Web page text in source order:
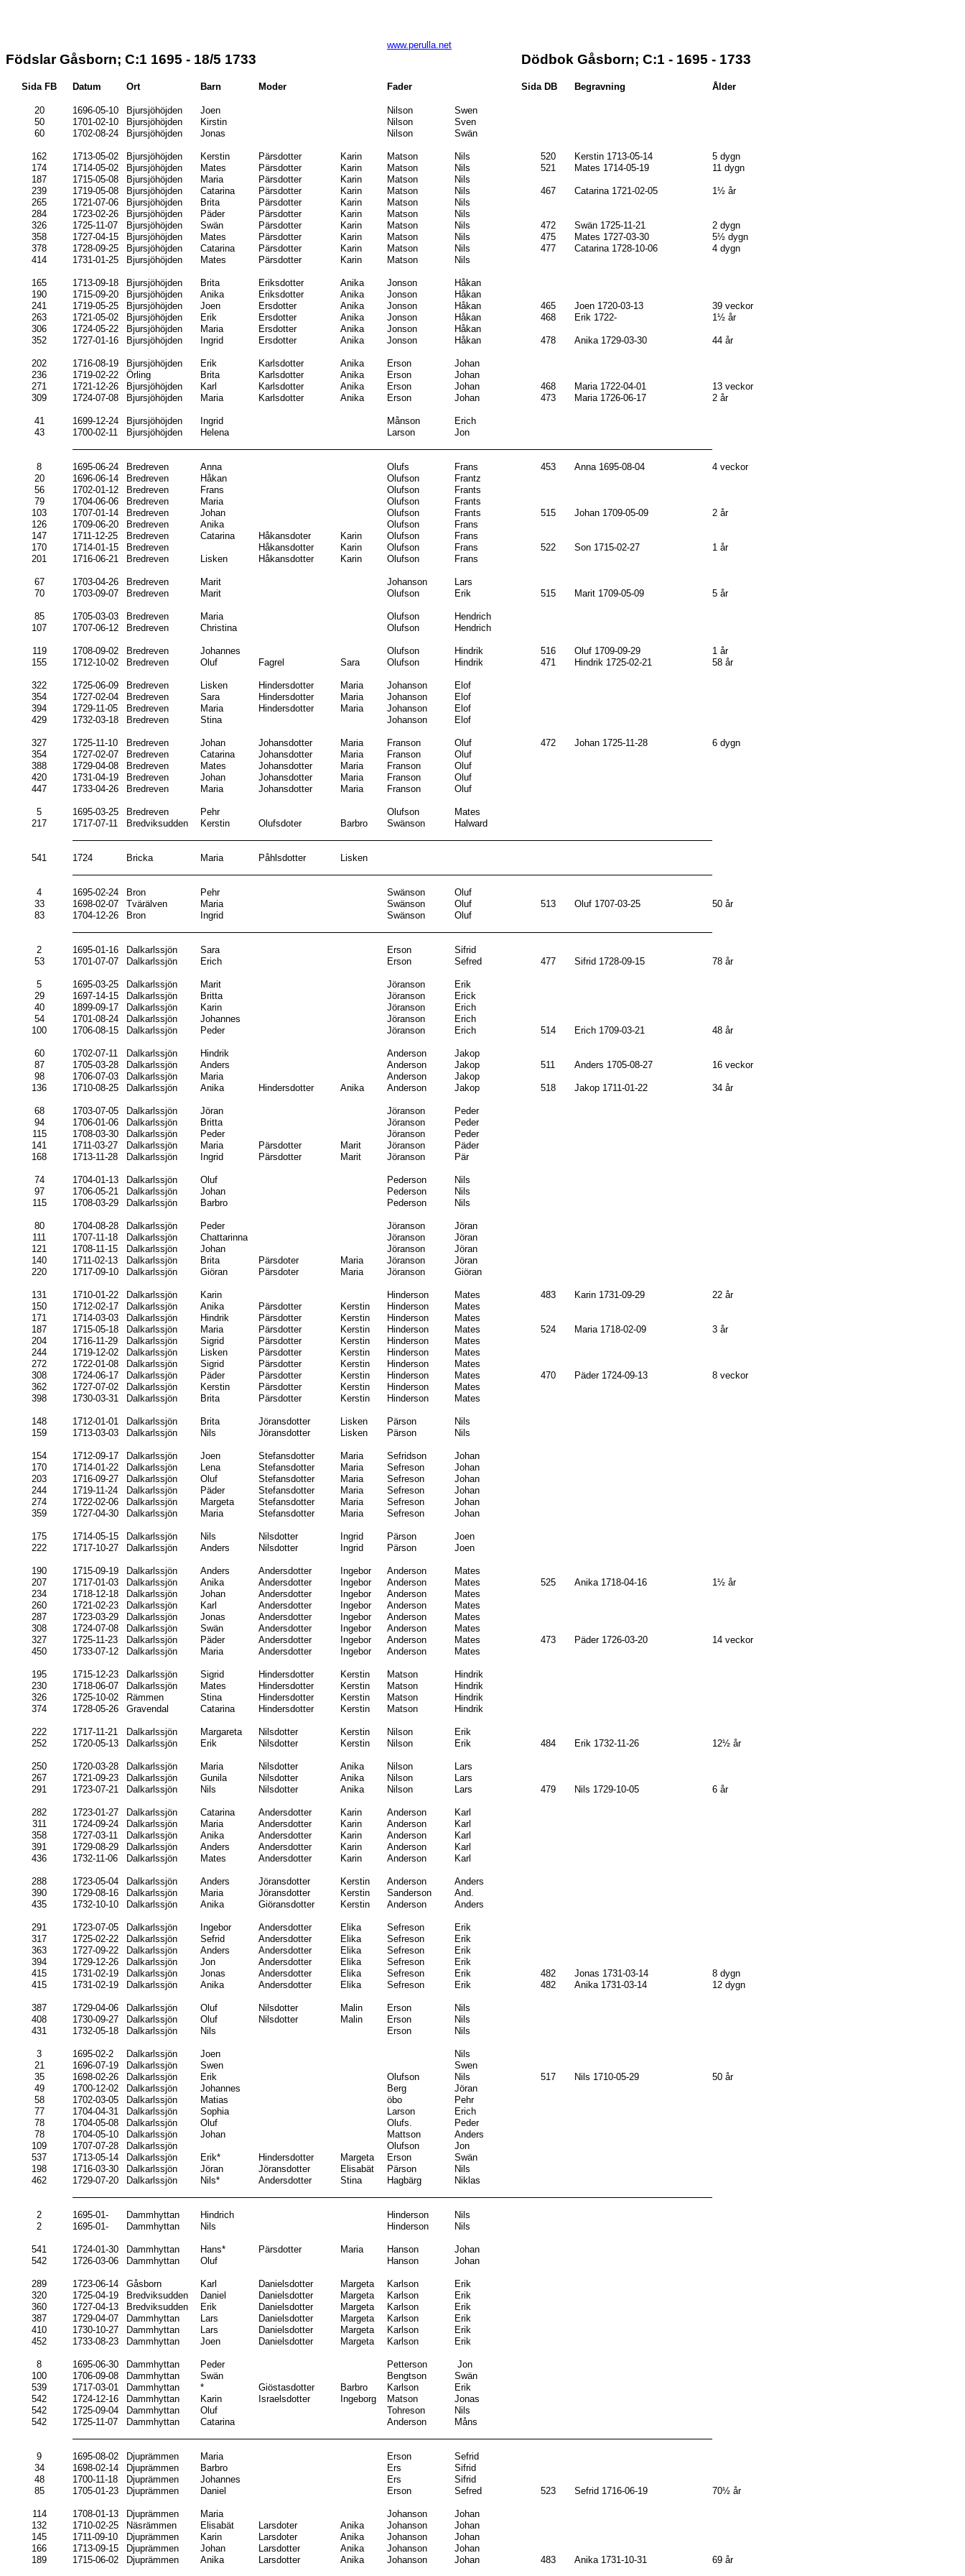
www.perulla.net
Födslar Gåsborn; C:1 1695 - 18/5 1733 Dödbok Gåsborn; C:1 - 1695 - 1733
Sida FB Datum Ort Barn Moder Fader Sida DB Begravning Ålder
20 1696-05-10 Bjursjöhöjden Joen Nilson
Swen
50
1701-02-10 Bjursjöhöjden Kirstin Nilson
Sven
60
1702-08-24 Bjursjöhöjden Jonas Nilson Swän
162 1713-05-02 Bjursjöhöjden Kerstin Pärsdotter Karin Matson Nils 520 Kerstin 1713-05-14
5 dygn
174
1714-05-02 Bjursjöhöjden Mates Pärsdotter Karin Matson Nils 521 Mates 1714-05-19
11 dygn
187
1715-05-08 Bjursjöhöjden Maria Pärsdotter Karin Matson
Nils
239
1719-05-08 Bjursjöhöjden Catarina Pärsdotter Karin Matson Nils 467 Catarina 1721-02-05
1½ år
265
1721-07-06 Bjursjöhöjden Brita Pärsdotter Karin Matson
Nils
284
1723-02-26 Bjursjöhöjden Päder Pärsdotter Karin Matson
Nils
326
1725-11-07 Bjursjöhöjden Swän Pärsdotter Karin Matson Nils 472 Swän 1725-11-21
2 dygn
358
1727-04-15 Bjursjöhöjden Mates Pärsdotter Karin Matson Nils 475 Mates 1727-03-30
5½ dygn
378
1728-09-25 Bjursjöhöjden Catarina Pärsdotter Karin Matson Nils 477 Catarina 1728-10-06
4 dygn
414
1731-01-25 Bjursjöhöjden Mates Pärsdotter Karin Matson Nils
165 1713-09-18 Bjursjöhöjden Brita Eriksdotter Anika Jonson
Håkan
190
1715-09-20 Bjursjöhöjden Anika Eriksdotter Anika Jonson
Håkan
241
1719-05-25 Bjursjöhöjden Joen Ersdotter Anika Jonson Håkan 465 Joen 1720-03-13
39 veckor
263
1721-05-02 Bjursjöhöjden Erik Ersdotter Anika Jonson Håkan 468 Erik 1722-
1½ år
306
1724-05-22 Bjursjöhöjden Maria Ersdotter Anika Jonson
Håkan
352
1727-01-16 Bjursjöhöjden Ingrid Ersdotter Anika Jonson Håkan 478 Anika 1729-03-30 44 år
202 1716-08-19 Bjursjöhöjden Erik Karlsdotter Anika Erson
Johan
236
1719-02-22 Örling Brita Karlsdotter Anika Erson
Johan
271
1721-12-26 Bjursjöhöjden Karl Karlsdotter Anika Erson Johan 468 Maria 1722-04-01
13 veckor
309
1724-07-08 Bjursjöhöjden Maria Karlsdotter Anika Erson Johan 473 Maria 1726-06-17 2 år
41 1699-12-24 Bjursjöhöjden Ingrid Månson
Erich
43
1700-02-11 Bjursjöhöjden Helena Larson Jon
8 1695-06-24 Bredreven Anna Olufs Frans 453 Anna 1695-08-04
4 veckor
20
1696-06-14 Bredreven Håkan Olufson
Frantz
56
1702-01-12 Bredreven Frans Olufson
Frants
79
1704-06-06 Bredreven Maria Olufson
Frants
103
1707-01-14 Bredreven Johan Olufson Frants 515 Johan 1709-05-09
2 år
126
1709-06-20 Bredreven Anika Olufson
Frans
147
1711-12-25 Bredreven Catarina Håkansdoter Karin Olufson
Frans
170
1714-01-15 Bredreven Håkansdotter Karin Olufson Frans 522 Son 1715-02-27
1 år
201
1716-06-21 Bredreven Lisken Håkansdotter Karin Olufson Frans
67 1703-04-26 Bredreven Marit Johanson
Lars
70
1703-09-07 Bredreven Marit Olufson Erik 515 Marit 1709-05-09 5 år
85 1705-03-03 Bredreven Maria Olufson
Hendrich
107
1707-06-12 Bredreven Christina Olufson Hendrich
119 1708-09-02 Bredreven Johannes Olufson Hindrik 516 Oluf 1709-09-29
1 år
155
1712-10-02 Bredreven Oluf Fagrel Sara Olufson Hindrik 471 Hindrik 1725-02-21 58 år
322 1725-06-09 Bredreven Lisken Hindersdotter Maria Johanson
Elof
354
1727-02-04 Bredreven Sara Hindersdotter Maria Johanson
Elof
394
1729-11-05 Bredreven Maria Hindersdotter Maria Johanson
Elof
429
1732-03-18 Bredreven Stina Johanson Elof
327 1725-11-10 Bredreven Johan Johansdotter Maria Franson Oluf 472 Johan 1725-11-28
6 dygn
354
1727-02-07 Bredreven Catarina Johansdotter Maria Franson
Oluf
388
1729-04-08 Bredreven Mates Johansdotter Maria Franson
Oluf
420
1731-04-19 Bredreven Johan Johansdotter Maria Franson
Oluf
447
1733-04-26 Bredreven Maria Johansdotter Maria Franson Oluf
5 1695-03-25 Bredreven Pehr Olufson
Mates
217
1717-07-11 Bredviksudden Kerstin Olufsdoter Barbro Swänson Halward
541 1724 Bricka Maria Påhlsdotter Lisken
4 1695-02-24 Bron Pehr Swänson
Oluf
33
1698-02-07 Tvärälven Maria Swänson Oluf 513 Oluf 1707-03-25
50 år
83
1704-12-26 Bron Ingrid Swänson Oluf
2 1695-01-16 Dalkarlssjön Sara Erson
Sifrid
53
1701-07-07 Dalkarlssjön Erich Erson Sefred 477 Sifrid 1728-09-15 78 år
5 1695-03-25 Dalkarlssjön Marit Jöranson
Erik
29
1697-14-15 Dalkarlssjön Britta Jöranson
Erick
40
1899-09-17 Dalkarlssjön Karin Jöranson
Erich
54
1701-08-24 Dalkarlssjön Johannes Jöranson
Erich
100
1706-08-15 Dalkarlssjön Peder Jöranson Erich 514 Erich 1709-03-21 48 år
60 1702-07-11 Dalkarlssjön Hindrik Anderson
Jakop
87
1705-03-28 Dalkarlssjön Anders Anderson Jakop 511 Anders 1705-08-27
16 veckor
98
1706-07-03 Dalkarlssjön Maria Anderson
Jakop
136
1710-08-25 Dalkarlssjön Anika Hindersdotter Anika Anderson Jakop 518 Jakop 1711-01-22 34 år
68 1703-07-05 Dalkarlssjön Jöran Jöranson
Peder
94
1706-01-06 Dalkarlssjön Britta Jöranson
Peder
115
1708-03-30 Dalkarlssjön Peder Jöranson
Peder
141
1711-03-27 Dalkarlssjön Maria Pärsdotter Marit Jöranson
Päder
168
1713-11-28 Dalkarlssjön Ingrid Pärsdotter Marit Jöranson Pär
74 1704-01-13 Dalkarlssjön Oluf Pederson
Nils
97
1706-05-21 Dalkarlssjön Johan Pederson
Nils
115
1708-03-29 Dalkarlssjön Barbro Pederson Nils
80 1704-08-28 Dalkarlssjön Peder Jöranson
Jöran
111
1707-11-18 Dalkarlssjön Chattarinna Jöranson
Jöran
121
1708-11-15 Dalkarlssjön Johan Jöranson
Jöran
140
1711-02-13 Dalkarlssjön Brita Pärsdoter Maria Jöranson
Jöran
220
1717-09-10 Dalkarlssjön Giöran Pärsdoter Maria Jöranson Giöran
131 1710-01-22 Dalkarlssjön Karin Hinderson Mates 483 Karin 1731-09-29
22 år
150
1712-02-17 Dalkarlssjön Anika Pärsdotter Kerstin Hinderson
Mates
171
1714-03-03 Dalkarlssjön Hindrik Pärsdotter Kerstin Hinderson
Mates
187
1715-05-18 Dalkarlssjön Maria Pärsdotter Kerstin Hinderson Mates 524 Maria 1718-02-09
3 år
204
1716-11-29 Dalkarlssjön Sigrid Pärsdotter Kerstin Hinderson
Mates
244
1719-12-02 Dalkarlssjön Lisken Pärsdotter Kerstin Hinderson
Mates
272
1722-01-08 Dalkarlssjön Sigrid Pärsdotter Kerstin Hinderson
Mates
308
1724-06-17 Dalkarlssjön Päder Pärsdotter Kerstin Hinderson Mates 470 Päder 1724-09-13
8 veckor
362
1727-07-02 Dalkarlssjön Kerstin Pärsdotter Kerstin Hinderson
Mates
398
1730-03-31 Dalkarlssjön Brita Pärsdotter Kerstin Hinderson Mates
148 1712-01-01 Dalkarlssjön Brita Jöransdotter Lisken Pärson
Nils
159
1713-03-03 Dalkarlssjön Nils Jöransdotter Lisken Pärson Nils
154 1712-09-17 Dalkarlssjön Joen Stefansdotter Maria Sefridson
Johan
170
1714-01-22 Dalkarlssjön Lena Stefansdotter Maria Sefreson
Johan
203
1716-09-27 Dalkarlssjön Oluf Stefansdotter Maria Sefreson
Johan
244
1719-11-24 Dalkarlssjön Päder Stefansdotter Maria Sefreson
Johan
274
1722-02-06 Dalkarlssjön Margeta Stefansdotter Maria Sefreson
Johan
359
1727-04-30 Dalkarlssjön Maria Stefansdotter Maria Sefreson Johan
175 1714-05-15 Dalkarlssjön Nils Nilsdotter Ingrid Pärson
Joen
222
1717-10-27 Dalkarlssjön Anders Nilsdotter Ingrid Pärson Joen
190 1715-09-19 Dalkarlssjön Anders Andersdotter Ingebor Anderson
Mates
207
1717-01-03 Dalkarlssjön Anika Andersdotter Ingebor Anderson Mates 525 Anika 1718-04-16
1½ år
234
1718-12-18 Dalkarlssjön Johan Andersdotter Ingebor Anderson
Mates
260
1721-02-23 Dalkarlssjön Karl Andersdotter Ingebor Anderson
Mates
287
1723-03-29 Dalkarlssjön Jonas Andersdotter Ingebor Anderson
Mates
308
1724-07-08 Dalkarlssjön Swän Andersdotter Ingebor Anderson
Mates
327
1725-11-23 Dalkarlssjön Päder Andersdotter Ingebor Anderson Mates 473 Päder 1726-03-20
14 veckor
450
1733-07-12 Dalkarlssjön Maria Andersdotter Ingebor Anderson Mates
195 1715-12-23 Dalkarlssjön Sigrid Hindersdotter Kerstin Matson
Hindrik
230
1718-06-07 Dalkarlssjön Mates Hindersdotter Kerstin Matson
Hindrik
326
1725-10-02 Rämmen Stina Hindersdotter Kerstin Matson
Hindrik
374
1728-05-26 Gravendal Catarina Hindersdotter Kerstin Matson Hindrik
222 1717-11-21 Dalkarlssjön Margareta Nilsdotter Kerstin Nilson
Erik
252
1720-05-13 Dalkarlssjön Erik Nilsdotter Kerstin Nilson Erik 484 Erik 1732-11-26 12½ år
250 1720-03-28 Dalkarlssjön Maria Nilsdotter Anika Nilson
Lars
267
1721-09-23 Dalkarlssjön Gunila Nilsdotter Anika Nilson
Lars
291
1723-07-21 Dalkarlssjön Nils Nilsdotter Anika Nilson Lars 479 Nils 1729-10-05 6 år
282 1723-01-27 Dalkarlssjön Catarina Andersdotter Karin Anderson
Karl
311
1724-09-24 Dalkarlssjön Maria Andersdotter Karin Anderson
Karl
358
1727-03-11 Dalkarlssjön Anika Andersdotter Karin Anderson
Karl
391
1729-08-29 Dalkarlssjön Anders Andersdotter Karin Anderson
Karl
436
1732-11-06 Dalkarlssjön Mates Andersdotter Karin Anderson Karl
288 1723-05-04 Dalkarlssjön Anders Jöransdotter Kerstin Anderson
Anders
390
1729-08-16 Dalkarlssjön Maria Jöransdotter Kerstin Sanderson
And.
435
1732-10-10 Dalkarlssjön Anika Giöransdotter Kerstin Anderson Anders
291 1723-07-05 Dalkarlssjön Ingebor Andersdotter Elika Sefreson
Erik
317
1725-02-22 Dalkarlssjön Sefrid Andersdotter Elika Sefreson
Erik
363
1727-09-22 Dalkarlssjön Anders Andersdotter Elika Sefreson
Erik
394
1729-12-26 Dalkarlssjön Jon Andersdotter Elika Sefreson
Erik
415
1731-02-19 Dalkarlssjön Jonas Andersdotter Elika Sefreson Erik 482 Jonas 1731-03-14
8 dygn
415
1731-02-19 Dalkarlssjön Anika Andersdotter Elika Sefreson Erik 482 Anika 1731-03-14 12 dygn
387 1729-04-06 Dalkarlssjön Oluf Nilsdotter Malin Erson
Nils
408
1730-09-27 Dalkarlssjön Oluf Nilsdotter Malin Erson
Nils
431
1732-05-18 Dalkarlssjön Nils Erson Nils
3 1695-02-2 Dalkarlssjön Joen
Nils
21
1696-07-19 Dalkarlssjön Swen
Swen
35
1698-02-26 Dalkarlssjön Erik Olufson Nils 517 Nils 1710-05-29
50 år
49
1700-12-02 Dalkarlssjön Johannes Berg
Jöran
58
1702-03-05 Dalkarlssjön Matias öbo
Pehr
77
1704-04-31 Dalkarlssjön Sophia Larson
Erich
78
1704-05-08 Dalkarlssjön Oluf Olufs.
Peder
78
1704-05-10 Dalkarlssjön Johan Mattson
Anders
109
1707-07-28 Dalkarlssjön Olufson
Jon
537
1713-05-14 Dalkarlssjön Erik* Hindersdotter Margeta Erson
Swän
198
1716-03-30 Dalkarlssjön Jöran Jöransdotter Elisabät Pärson
Nils
462
1729-07-20 Dalkarlssjön Nils* Andersdotter Stina Hagbärg Niklas
2 1695-01- Dammhyttan Hindrich Hinderson
Nils
2
1695-01- Dammhyttan Nils Hinderson Nils
541 1724-01-30 Dammhyttan Hans* Pärsdotter Maria Hanson
Johan
542
1726-03-06 Dammhyttan Oluf Hanson Johan
289 1723-06-14 Gåsborn Karl Danielsdotter Margeta Karlson
Erik
320
1725-04-19 Bredviksudden Daniel Danielsdotter Margeta Karlson
Erik
360
1727-04-13 Bredviksudden Erik Danielsdotter Margeta Karlson
Erik
387
1729-04-07 Dammhyttan Lars Danielsdotter Margeta Karlson
Erik
410
1730-10-27 Dammhyttan Lars Danielsdotter Margeta Karlson
Erik
452
1733-08-23 Dammhyttan Joen Danielsdotter Margeta Karlson Erik
8 1695-06-30 Dammhyttan Peder Petterson
Jon
100
1706-09-08 Dammhyttan Swän Bengtson
Swän
539
1717-03-01 Dammhyttan * Giöstasdotter Barbro Karlson
Erik
542
1724-12-16 Dammhyttan Karin Israelsdotter Ingeborg Matson
Jonas
542
1725-09-04 Dammhyttan Oluf Tohreson
Nils
542
1725-11-07 Dammhyttan Catarina Anderson Måns
9 1695-08-02 Djuprämmen Maria Erson
Sefrid
34
1698-02-14 Djuprämmen Barbro Ers
Sifrid
48
1700-11-18 Djuprämmen Johannes Ers
Sifrid
85
1705-01-23 Djuprämmen Daniel Erson Sefred 523 Sefrid 1716-06-19 70½ år
114 1708-01-13 Djuprämmen Maria Johanson
Johan
132
1710-02-25 Näsrämmen Elisabät Larsdoter Anika Johanson
Johan
145
1711-09-10 Djuprämmen Karin Larsdoter Anika Johanson
Johan
166
1713-09-15 Djuprämmen Johan Larsdotter Anika Johanson
Johan
189
1715-06-02 Djuprämmen Anika Larsdotter Anika Johanson Johan 483 Anika 1731-10-31 69 år